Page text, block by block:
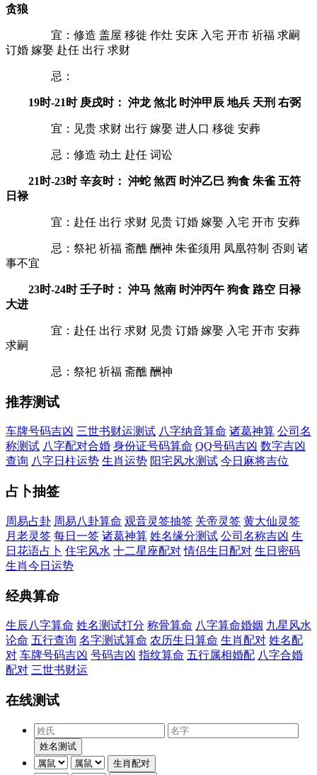
贪狼
宜：修造 盖屋 移徙 作灶 安床 入宅 开市 祈福 求嗣
订婚 嫁娶 赴任 出行 求财
忌：
19时-21时 庚戌时： 沖龙 煞北 时沖甲辰 地兵 天刑 右弼
宜：见贵 求财 出行 嫁娶 进人口 移徙 安葬
忌：修造 动土 赴任 词讼
21时-23时 辛亥时： 沖蛇 煞西 时沖乙巳 狗食 朱雀 五符
日禄
宜：赴任 出行 求财 见贵 订婚 嫁娶 入宅 开市 安葬
忌：祭祀 祈福 斋醮 酬神 朱雀须用 凤凰符制 否则 诸
事不宜
23时-24时 壬子时： 沖马 煞南 时沖丙午 狗食 路空 日禄
大进
宜：赴任 出行 求财 见贵 订婚 嫁娶 入宅 开市 安葬
求嗣
忌：祭祀 祈福 斋醮 酬神
推荐测试
车牌号码吉凶 三世书财运测试 八字纳音算命 诸葛神算 公司名
称测试 八字配对合婚 身份证号码算命 QQ号码吉凶 数字吉凶
查询 八字日柱运势 生肖运势 阳宅风水测试 今日麻将吉位
占卜抽签
周易占卦 周易八卦算命 观音灵签抽签 关帝灵签 黄大仙灵签
月老灵签 每日一签 诸葛神算 姓名缘分测试 公司名称吉凶 生
日花语占卜 住宅风水 十二星座配对 情侣生日配对 生日密码
生肖今日运势
经典算命
生辰八字算命 姓名测试打分 称骨算命 八字算命婚姻 九星风水
论命 五行查询 名字测试算命 农历生日算命 生肖配对 姓名配
对 车牌号码吉凶 号码吉凶 指纹算命 五行属相婚配 八字合婚
配对 三世书财运
在线测试